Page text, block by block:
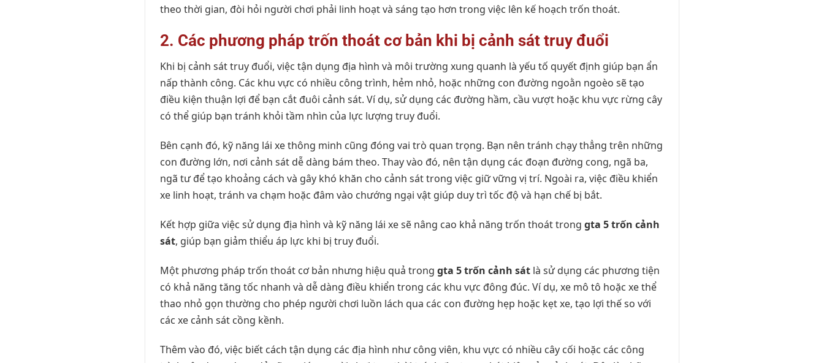
theo thời gian, đòi hỏi người chơi phải linh hoạt và sáng tạo hơn trong việc lên kế hoạch trốn thoát.
2. Các phương pháp trốn thoát cơ bản khi bị cảnh sát truy đuổi
Khi bị cảnh sát truy đuổi, việc tận dụng địa hình và môi trường xung quanh là yếu tố quyết định giúp bạn ẩn
nấp thành công. Các khu vực có nhiều công trình, hẻm nhỏ, hoặc những con đường ngoằn ngoèo sẽ tạo
điều kiện thuận lợi để bạn cắt đuôi cảnh sát. Ví dụ, sử dụng các đường hầm, cầu vượt hoặc khu vực rừng cây
có thể giúp bạn tránh khỏi tầm nhìn của lực lượng truy đuổi.
Bên cạnh đó, kỹ năng lái xe thông minh cũng đóng vai trò quan trọng. Bạn nên tránh chạy thẳng trên những
con đường lớn, nơi cảnh sát dễ dàng bám theo. Thay vào đó, nên tận dụng các đoạn đường cong, ngã ba,
ngã tư để tạo khoảng cách và gây khó khăn cho cảnh sát trong việc giữ vững vị trí. Ngoài ra, việc điều khiển
xe linh hoạt, tránh va chạm hoặc đâm vào chướng ngại vật giúp duy trì tốc độ và hạn chế bị bắt.
Kết hợp giữa việc sử dụng địa hình và kỹ năng lái xe sẽ nâng cao khả năng trốn thoát trong gta 5 trốn cảnh
sát, giúp bạn giảm thiểu áp lực khi bị truy đuổi.
Một phương pháp trốn thoát cơ bản nhưng hiệu quả trong gta 5 trốn cảnh sát là sử dụng các phương tiện
có khả năng tăng tốc nhanh và dễ dàng điều khiển trong các khu vực đông đúc. Ví dụ, xe mô tô hoặc xe thể
thao nhỏ gọn thường cho phép người chơi luồn lách qua các con đường hẹp hoặc kẹt xe, tạo lợi thế so với
các xe cảnh sát cồng kềnh.
Thêm vào đó, việc biết cách tận dụng các địa hình như công viên, khu vực có nhiều cây cối hoặc các công